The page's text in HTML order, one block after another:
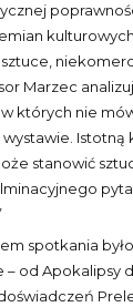
Marzec
których nie
Istotną
stanowić
spotkania
– od Apokalipsy